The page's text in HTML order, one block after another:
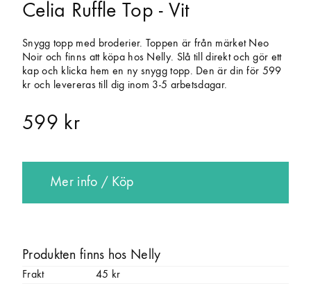
Celia Ruffle Top - Vit
Snygg topp med broderier. Toppen är från märket Neo
Noir och finns att köpa hos Nelly. Slå till direkt och gör ett
kap och klicka hem en ny snygg topp. Den är din för 599
kr och levereras till dig inom 3-5 arbetsdagar.
599 kr
Mer info / Köp
Produkten finns hos Nelly
Frakt
45 kr